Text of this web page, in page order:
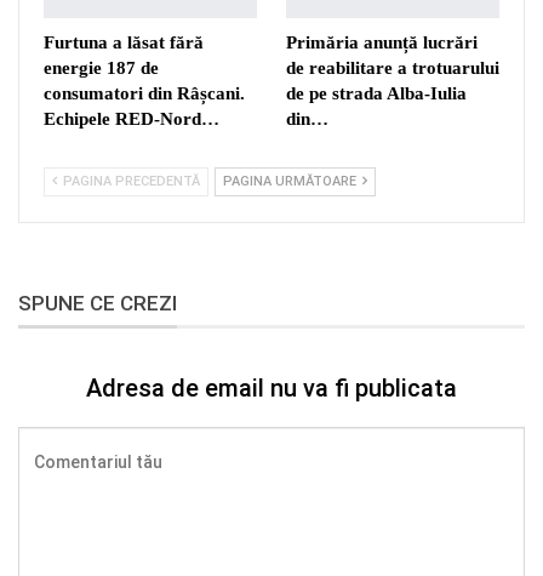
Furtuna a lăsat fără
energie 187 de
consumatori din Râșcani.
Echipele RED-Nord…
Primăria anunță lucrări
de reabilitare a trotuarului
de pe strada Alba-Iulia
din…
PAGINA PRECEDENTĂ PAGINA URMĂTOARE
SPUNE CE CREZI
Adresa de email nu va fi publicata